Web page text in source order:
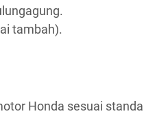
tambah).
Honda sesuai